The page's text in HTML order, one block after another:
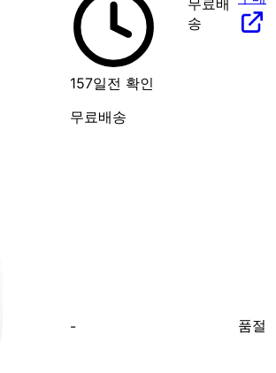
157일전 확인
무료배송
송
- 품절